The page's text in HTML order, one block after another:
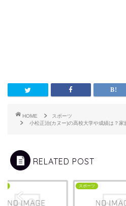
HOME
スポーツ
小松正治(カヌー)の高校大学や成績は？家
RELATED POST
スポーツ